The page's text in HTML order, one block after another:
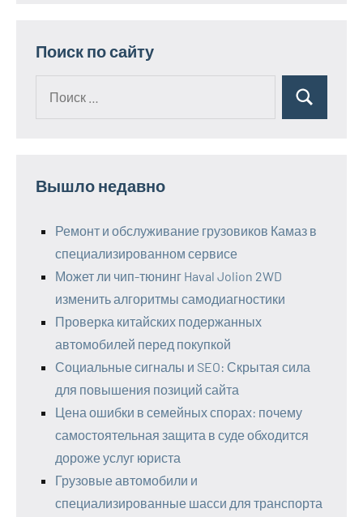
Поиск по сайту
Поиск
Вышло недавно
Ремонт и обслуживание грузовиков Камаз в
специализированном сервисе
Может ли чип-тюнинг Haval Jolion 2WD
изменить алгоритмы самодиагностики
Проверка китайских подержанных
автомобилей перед покупкой
Социальные сигналы и SEO: Скрытая сила
для повышения позиций сайта
Цена ошибки в семейных спорах: почему
самостоятельная защита в суде обходится
дороже услуг юриста
Грузовые автомобили и
специализированные шасси для транспорта